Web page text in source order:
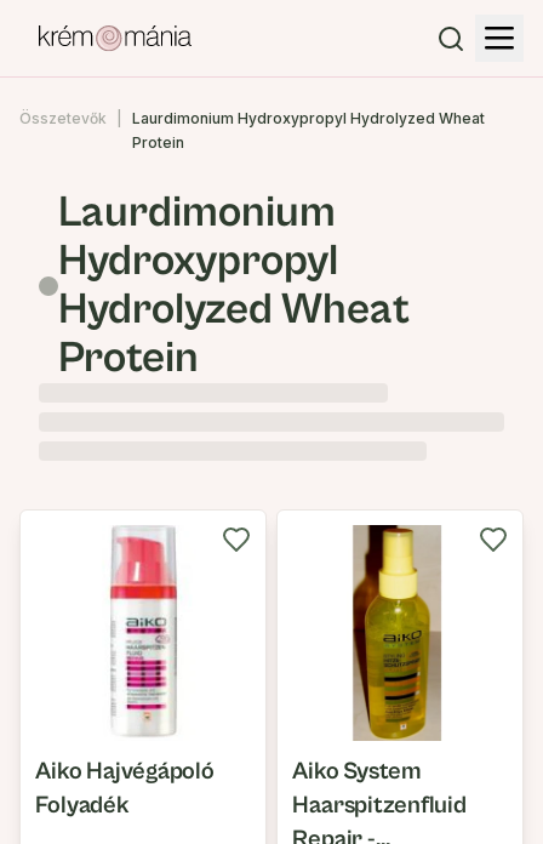
Összetevők
Laurdimonium Hydroxypropyl Hydrolyzed Wheat
Protein
Laurdimonium
Hydroxypropyl
Hydrolyzed Wheat
Protein
Aiko Hajvégápoló
Folyadék
Aiko System
Haarspitzenfluid